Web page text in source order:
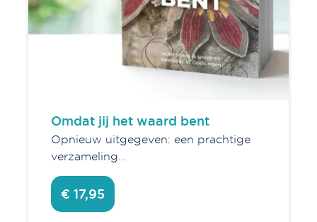
Omdat jij het waard bent
Opnieuw uitgegeven: een prachtige
verzameling…
€ 17,95